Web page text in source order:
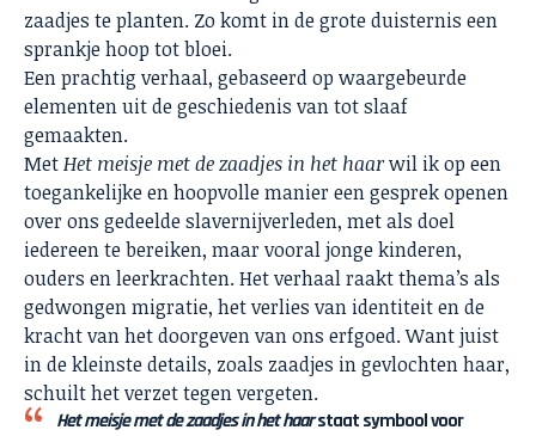
zaadjes te planten. Zo komt in de grote duisternis een
sprankje hoop tot bloei.
Een prachtig verhaal, gebaseerd op waargebeurde
elementen uit de geschiedenis van tot slaaf
gemaakten.
MetHet meisje met de zaadjes in het haarwil ik op een
toegankelijke en hoopvolle manier een gesprek openen
over ons gedeelde slavernijverleden, met als doel
iedereen te bereiken, maar vooral jonge kinderen,
ouders en leerkrachten. Het verhaal raakt thema’s als
gedwongen migratie, het verlies van identiteit en de
kracht van het doorgeven van ons erfgoed. Want juist
in de kleinste details, zoals zaadjes in gevlochten haar,
schuilt het verzet tegen vergeten.
Het meisje met de zaadjes in het haarstaat symbool voor